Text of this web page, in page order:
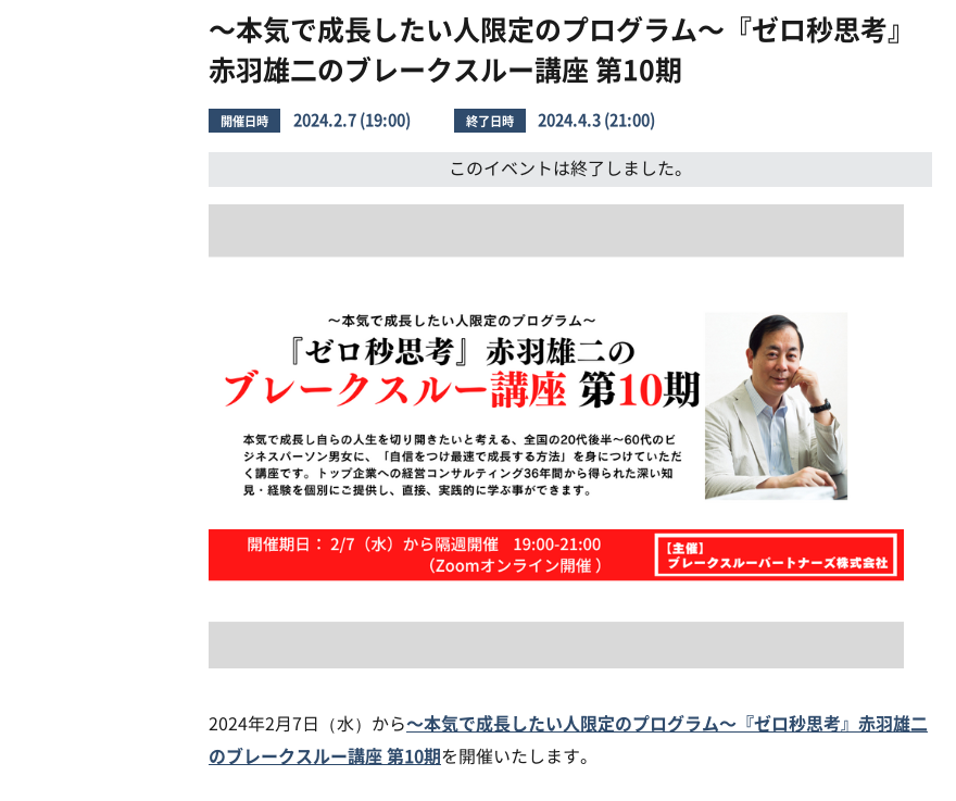
〜本気で成長したい人限定のプログラム〜『ゼロ秒思考』
赤羽雄二のブレークスルー講座 第10期
開催日時 2024.2.7 (19:00) 終了日時 2024.4.3 (21:00)
このイベントは終了しました。
2024年2月7日（水）から〜本気で成長したい人限定のプログラム〜『ゼロ秒思考』赤羽雄二
のブレークスルー講座 第10期を開催いたします。